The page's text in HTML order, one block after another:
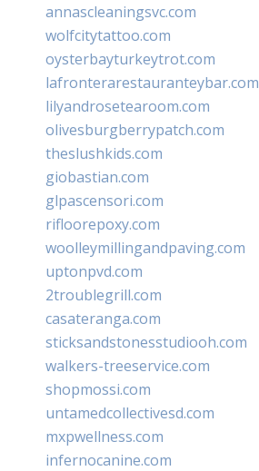
annascleaningsvc.com
wolfcitytattoo.com
oysterbayturkeytrot.com
lafronterarestauranteybar.com
lilyandrosetearoom.com
olivesburgberrypatch.com
theslushkids.com
giobastian.com
glpascensori.com
rifloorepoxy.com
woolleymillingandpaving.com
uptonpvd.com
2troublegrill.com
casateranga.com
sticksandstonesstudiooh.com
walkers-treeservice.com
shopmossi.com
untamedcollectivesd.com
mxpwellness.com
infernocanine.com